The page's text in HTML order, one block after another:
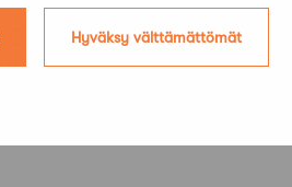
Hyväksy välttämättömät
11 toukokuun, 2023
Oulun paikallisvastaava
”Kaikki eivät ehkä ihan